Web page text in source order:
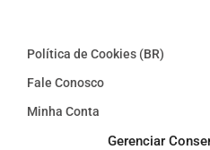
Gerenciar
Política de Cookies (BR)
Fale Conosco
Minha Conta